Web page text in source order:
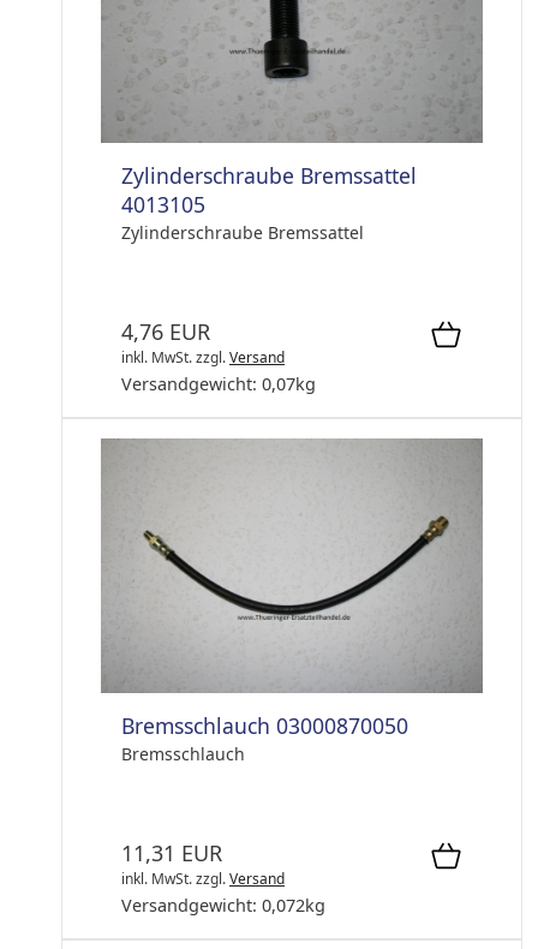
Zylinderschraube Bremssattel
4013105
Zylinderschraube Bremssattel
4,76 EUR
inkl. MwSt.zzgl.Versand
Versandgewicht: 0,07kg
Bremsschlauch 03000870050
Bremsschlauch
11,31 EUR
inkl. MwSt.zzgl.Versand
Versandgewicht: 0,072kg